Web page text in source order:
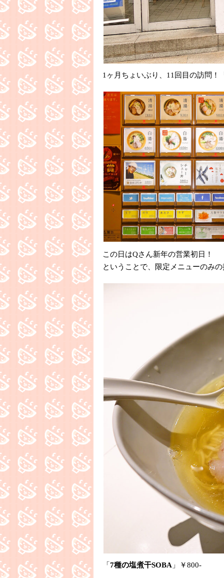
1ヶ月ちょいぶり、11回目の訪問！
この日はQさん新年の営業初日！
ということで、限定メニューのみ
「 7種の塩煮干SOBA 」￥800-